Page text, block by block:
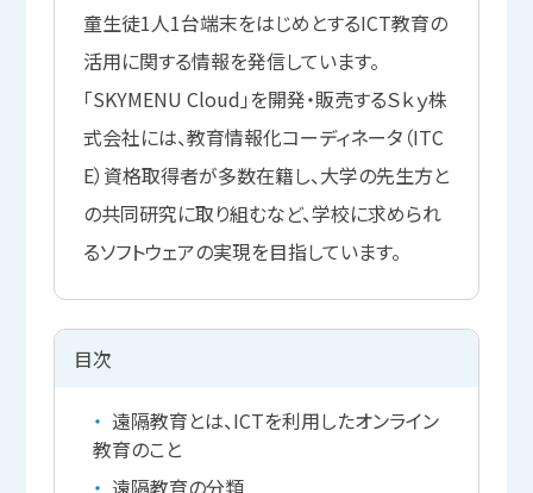
童生徒1人1台端末をはじめとするICT教育の
活用に関する情報を発信しています。
「SKYMENU Cloud」を開発・販売するＳｋｙ株
式会社には、教育情報化コーディネータ（ITC
E）資格取得者が多数在籍し、大学の先生方と
の共同研究に取り組むなど、学校に求められ
るソフトウェアの実現を目指しています。
目次
遠隔教育とは、ICTを利用したオンライン
教育のこと
遠隔教育の分類